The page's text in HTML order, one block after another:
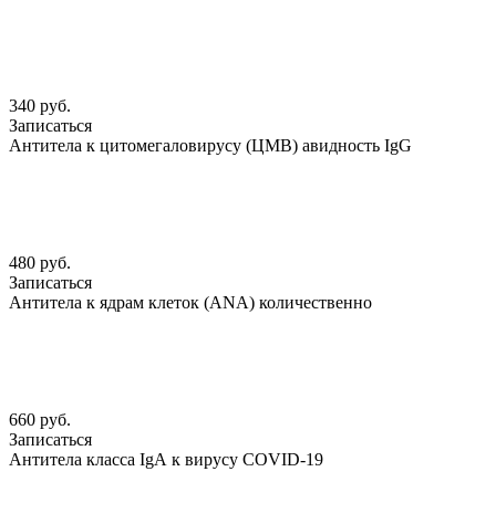
340 руб.
Записаться
Антитела к цитомегаловирусу (ЦМВ) авидность IgG
480 руб.
Записаться
Антитела к ядрам клеток (АNА) количественно
660 руб.
Записаться
Антитела класса IgА к вирусу COVID-19